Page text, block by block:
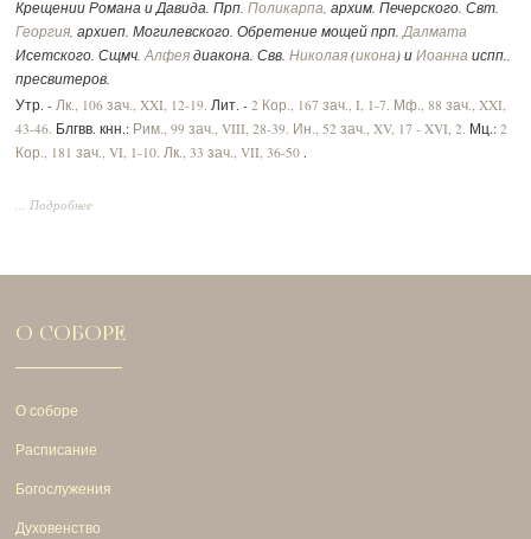
Крещении Романа и Давида. Прп.Поликарпа, архим. Печерского. Свт.
Георгия, архиеп. Могилевского. Обретение мощей прп.Далмата
Исетского. Сщмч.Алфея диакона. Свв.Николая (икона) иИоанна испп.,
пресвитеров.
Утр. -Лк., 106 зач., XXI, 12-19. Лит. -2 Кор., 167 зач., I, 1-7. Мф., 88 зач., XXI,
43-46. Блгвв. кнн.: Рим., 99 зач., VIII, 28-39. Ин., 52 зач., XV, 17 - XVI, 2. Мц.:2
Кор., 181 зач., VI, 1-10. Лк., 33 зач., VII, 36-50 .
... Подробнее
О СОБОРЕ
О соборе
Расписание
Богослужения
Духовенство